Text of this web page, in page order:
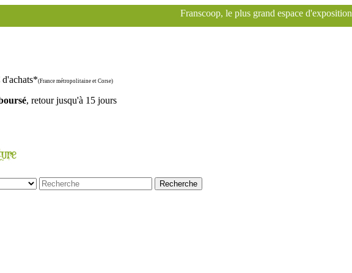
Franscoop, le plus grand espace d'exposition Specialized à
(France métropolitaine et Corse)
, retour jusqu'à 15 jours
Recherche